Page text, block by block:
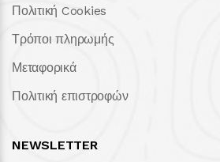
Πολιτική Cookies
Τρόποι πληρωμής
Μεταφορικά
Πολιτική επιστροφών
NEWSLETTER